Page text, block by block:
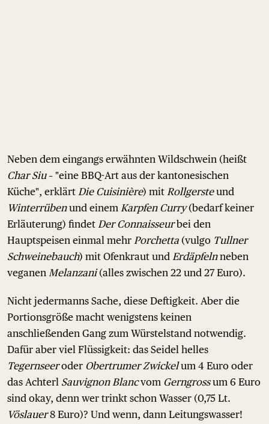
Neben dem eingangs erwähnten Wildschwein (heißt
Char Siu– "eine BBQ-Art aus der kantonesischen
Küche", erklärt Die Cuisinière) mit Rollgersteund
Winterrübenund einem Karpfen Curry(bedarf keiner
Erläuterung) findet Der Connaisseurbei den
Hauptspeisen einmal mehr Porchetta (vulgo Tullner
Schweinebauch) mit Ofenkraut und Erdäpfelnneben
veganen Melanzani(alles zwischen 22 und 27 Euro).
Nicht jedermanns Sache, diese Deftigkeit. Aber die
Portionsgröße macht wenigstens keinen
anschließenden Gang zum Würstelstand notwendig.
Dafür aber viel Flüssigkeit: das Seidel helles
Tegernseeroder Obertrumer Zwickelum 4 Euro oder
das Achterl Sauvignon Blancvom Gerngrossum 6 Euro
sind okay, denn wer trinkt schon Wasser (0,75 Lt.
Vöslauer8 Euro)? Und wenn, dann Leitungswasser!